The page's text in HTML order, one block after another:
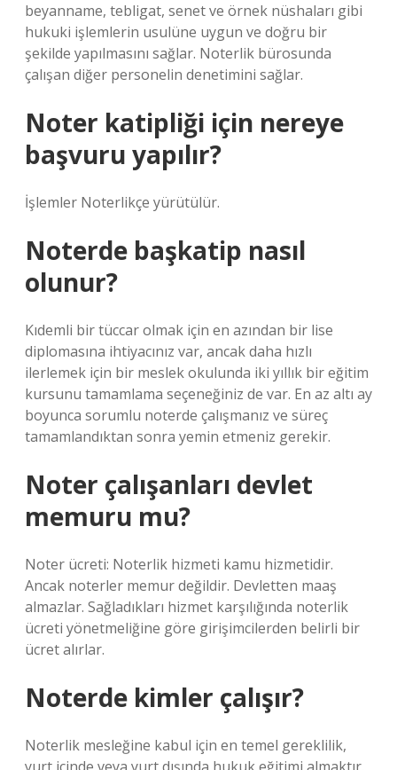
beyanname, tebligat, senet ve örnek nüshaları gibi
hukuki işlemlerin usulüne uygun ve doğru bir
şekilde yapılmasını sağlar. Noterlik bürosunda
çalışan diğer personelin denetimini sağlar.
Noter katipliği için nereye
başvuru yapılır?
İşlemler Noterlikçe yürütülür.
Noterde başkatip nasıl
olunur?
Kıdemli bir tüccar olmak için en azından bir lise
diplomasına ihtiyacınız var, ancak daha hızlı
ilerlemek için bir meslek okulunda iki yıllık bir eğitim
kursunu tamamlama seçeneğiniz de var. En az altı ay
boyunca sorumlu noterde çalışmanız ve süreç
tamamlandıktan sonra yemin etmeniz gerekir.
Noter çalışanları devlet
memuru mu?
Noter ücreti: Noterlik hizmeti kamu hizmetidir.
Ancak noterler memur değildir. Devletten maaş
almazlar. Sağladıkları hizmet karşılığında noterlik
ücreti yönetmeliğine göre girişimcilerden belirli bir
ücret alırlar.
Noterde kimler çalışır?
Noterlik mesleğine kabul için en temel gereklilik,